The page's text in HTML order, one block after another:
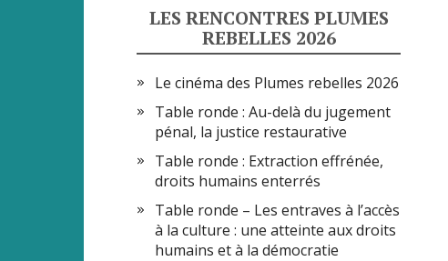
LES RENCONTRES PLUMES
REBELLES 2026
Le cinéma des Plumes rebelles 2026
Table ronde : Au-delà du jugement
pénal, la justice restaurative
Table ronde : Extraction effrénée,
droits humains enterrés
Table ronde – Les entraves à l’accès
à la culture : une atteinte aux droits
humains et à la démocratie